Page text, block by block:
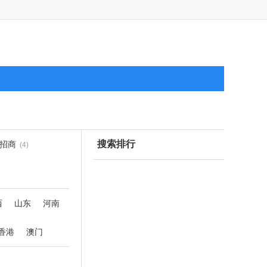
商 (4)
山东 河南
港 澳门
搜索排行